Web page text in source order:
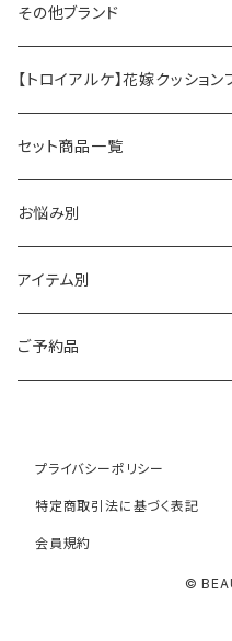
ラインリペア
アンストレス
フォーエバーヤング
イラストリアス
ローズドメーラ
ビオフィート
コモデックス
ニュアンス
その他ブランド
マッコイ
HAAB（ハーブ商品）
HAAB SKIN・その他
HAAB REPRO
ワカサプリ
ゼオスキン
REVISION（リビジョン）
NOTBAM
FULVO VITA（フルヴォヴィータ
【トロイアルケ】花嫁クッション
セット商品一覧
お悩み別
乾燥
敏感
ニキビ
ニキビ跡・クレーター
アイテム別
クレンジング
美容液
デイクリーム
ご予約品
プライバシーポリシー
特定商取引法に基づく表記
会員規約
©